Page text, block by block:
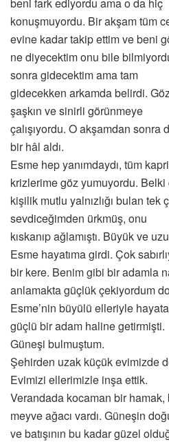
konuşmuyordu. Bir akşam tüm
evine kadar takip ettim ve beni
ne diyecektim onu bile
sonra gidecektim ama tam
gidecekken arkamda belirdi.
şaşkın ve sinirli görünmeye
çalışıyordu. O akşamdan sonra
bir hâl aldı.
Esme hep yanımdaydı, tüm
krizlerime göz yumuyordu. Belki
kişilik mutlu yalnızlığı bulan tek
sevdiceğimden ürkmüş, onu
kıskanıp ağlamıştı. Büyük ve
Esme hayatıma girdi. Çok
bir kere. Benim gibi bir adamla
anlamakta güçlük çekiyordum
Esme’nin büyülü elleriyle
güçlü bir adam haline getirmişti.
Güneşi bulmuştum.
Şehirden uzak küçük evimizde
Evimizi ellerimizle inşa ettik.
Verandada kocaman bir
meyve ağacı vardı. Güneşin
ve batışının bu kadar güzel